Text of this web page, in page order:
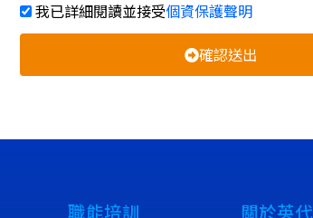
我已詳細閱讀並接受個資保護聲明
確認送出
職能培訓 關於英代